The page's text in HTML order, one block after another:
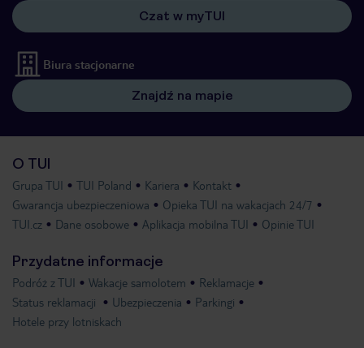
Czat w myTUI
Biura stacjonarne
Znajdź na mapie
O TUI
Grupa TUI TUI Poland Kariera
Kontakt
Gwarancja ubezpieczeniowa
Opieka TUI na wakacjach 24/7
TUI.cz
Dane osobowe Aplikacja mobilna TUI Opinie TUI
Przydatne informacje
Podróż z TUI Wakacje samolotem
Reklamacje
Status reklamacji
Ubezpieczenia
Parkingi
Hotele przy lotniskach